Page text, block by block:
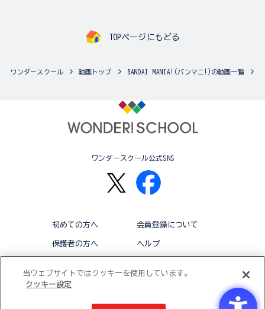
TOPページにもどる
ワンダースクール 動画トップ BANDAI MANIA!(バンマニ!)の動画一覧
ワンダースクール公式SNS
初めての方へ 会員登録について
保護者の方へ ヘルプ
当ウェブサイトではクッキーを使用しています。
クッキー設定